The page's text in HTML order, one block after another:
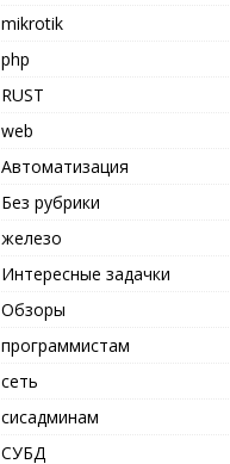
mikrotik
php
RUST
web
Автоматизация
Без рубрики
железо
Интересные задачки
Обзоры
программистам
сеть
сисадминам
СУБД